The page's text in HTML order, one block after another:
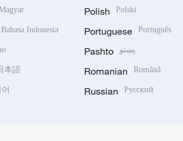
Bahasa Indonesia
本語
Polish Polski
Portuguese Português
Pashto پښتو
Romanian Română
Russian Русский